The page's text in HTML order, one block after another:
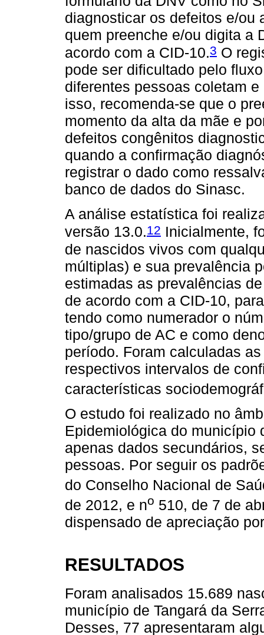
diagnosticar os defeitos e/ou
quem preenche e/ou digita a
acordo com a CID-10.3 O
pode ser dificultado pelo
diferentes pessoas coletam
isso, recomenda-se que o
momento da alta da mãe e
defeitos congênitos
quando a confirmação
registrar o dado como
banco de dados do Sinasc.
A análise estatística foi
versão 13.0.12 Inicialmente,
de nascidos vivos com
múltiplas) e sua prevalência
estimadas as prevalências
de acordo com a CID-10,
tendo como numerador o
tipo/grupo de AC e como
período. Foram calculadas
respectivos intervalos de
características
O estudo foi realizado no
Epidemiológica do município
apenas dados secundários,
pessoas. Por seguir os
do Conselho Nacional de
de 2012, e no 510, de 7 de
dispensado de apreciação
RESULTADOS
Foram analisados 15.689
município de Tangará da
Desses, 77 apresentaram